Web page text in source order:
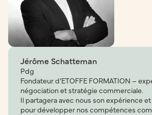
Jérôme Schatteman
Pdg
Fondateur d’ETOFFE FORMATION –
négociation et stratégie commerciale.
Il partagera avec nous son expérience
pour développer nos compétences